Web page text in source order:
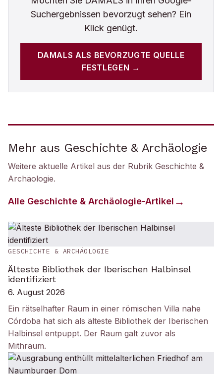
Suchergebnissen bevorzugt sehen? Ein
Klick genügt.
DAMALS ALS BEVORZUGTE QUELLE
FESTLEGEN →
Mehr aus Geschichte & Archäologie
Weitere aktuelle Artikel aus der Rubrik Geschichte &
Archäologie.
Alle Geschichte & Archäologie-Artikel
GESCHICHTE & ARCHÄOLOGIE
Älteste Bibliothek der Iberischen Halbinsel
identifiziert
6. August 2026
Ein rätselhafter Raum in einer römischen Villa nahe
Córdoba hat sich als älteste Bibliothek der Iberischen
Halbinsel entpuppt. Der Raum galt zuvor als
Mithräum.